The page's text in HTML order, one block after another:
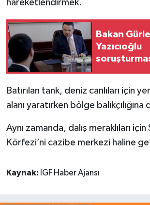
hareketlendirmek.
Bakan
Yazıcıoğlu
Batırılan tank, deniz canlıları için
alanı yaratırken bölge
Aynı zamanda, dalış meraklıları için
Körfezi’ni cazibe merkezi haline
Kaynak: İGF Haber Ajansı